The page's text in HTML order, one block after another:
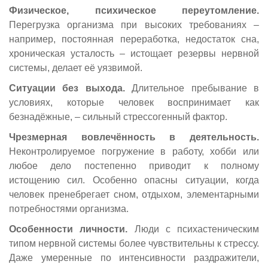
Физическое, психическое переутомление.
Перегрузка организма при высоких требованиях –
например, постоянная переработка, недостаток сна,
хроническая усталость – истощает резервы нервной
системы, делает её уязвимой.
Ситуации без выхода.Длительное пребывание в
условиях, которые человек воспринимает как
безнадёжные, – сильный стрессогенный фактор.
Чрезмерная вовлечённость в деятельность.
Неконтролируемое погружение в работу, хобби или
любое дело постепенно приводит к полному
истощению сил. Особенно опасны ситуации, когда
человек пренебрегает сном, отдыхом, элементарными
потребностями организма.
Особенности личности. Люди с психастеническим
типом нервной системы более чувствительны к стрессу.
Даже умеренные по интенсивности раздражители,